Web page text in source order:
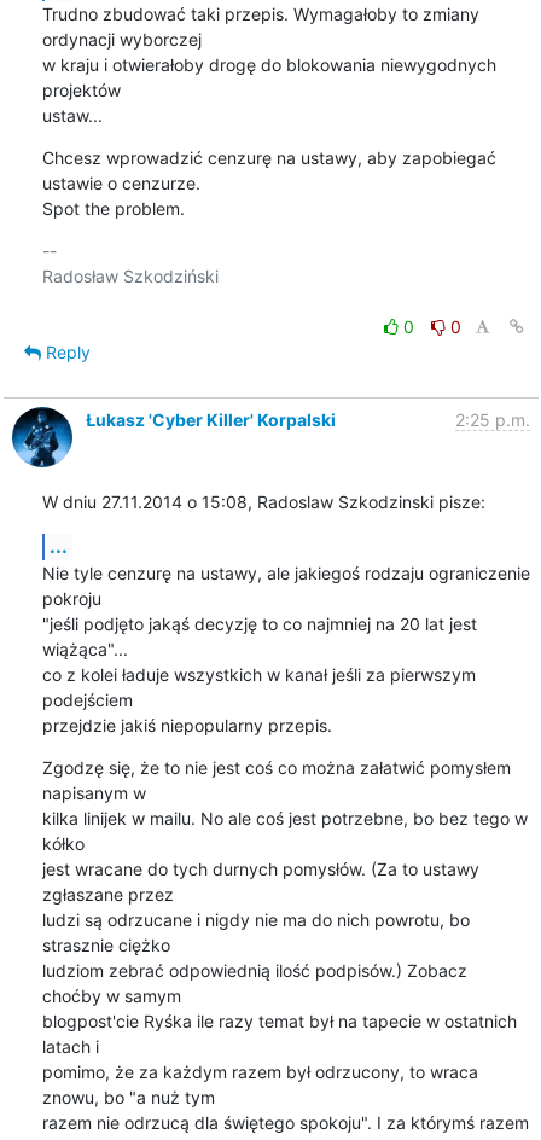
Trudno zbudować taki przepis. Wymagałoby to zmiany
ordynacji wyborczej
w kraju i otwierałoby drogę do blokowania niewygodnych
projektów
ustaw...
Chcesz wprowadzić cenzurę na ustawy, aby zapobiegać
ustawie o cenzurze.
Spot the problem.
--
Radosław Szkodziński
0
0
Reply
Łukasz 'Cyber Killer' Korpalski 2:25 p.m.
W dniu 27.11.2014 o 15:08, Radoslaw Szkodzinski pisze:
...
Nie tyle cenzurę na ustawy, ale jakiegoś rodzaju ograniczenie
pokroju
"jeśli podjęto jakąś decyzję to co najmniej na 20 lat jest
wiążąca"...
co z kolei ładuje wszystkich w kanał jeśli za pierwszym
podejściem
przejdzie jakiś niepopularny przepis.
Zgodzę się, że to nie jest coś co można załatwić pomysłem
napisanym w
kilka linijek w mailu. No ale coś jest potrzebne, bo bez tego w
kółko
jest wracane do tych durnych pomysłów. (Za to ustawy
zgłaszane przez
ludzi są odrzucane i nigdy nie ma do nich powrotu, bo
strasznie ciężko
ludziom zebrać odpowiednią ilość podpisów.) Zobacz
choćby w samym
blogpost'cie Ryśka ile razy temat był na tapecie w ostatnich
latach i
pomimo, że za każdym razem był odrzucony, to wraca
znowu, bo "a nuż tym
razem nie odrzucą dla świętego spokoju". I za którymś razem